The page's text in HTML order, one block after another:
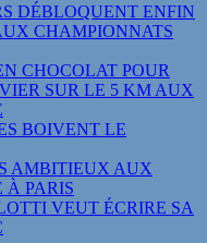
DÉBLOQUENT ENFIN
CHAMPIONNATS
CHOCOLAT POUR
SUR LE 5 KM AUX
BOIVENT LE
AMBITIEUX AUX
À PARIS
VEUT ÉCRIRE SA